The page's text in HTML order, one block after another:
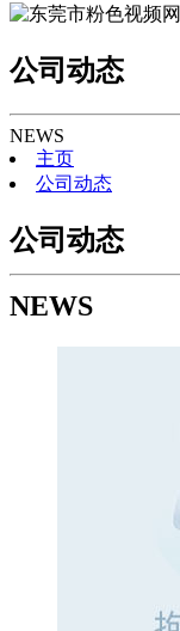
公司动态
NEWS
主页
公司动态
公司动态
NEWS